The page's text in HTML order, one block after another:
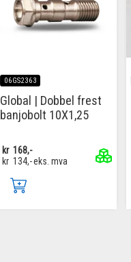
06GS2363
Global | Dobbel frest
banjobolt 10X1,25
kr 168,-
kr 134,-eks. mva